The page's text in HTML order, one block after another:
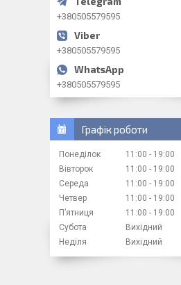
+380505579595
+380505579595
+380505579595
Графік роботи
Понеділок 11:00
19:00
Вівторок
11:00
19:00
Середа
11:00
19:00
Четвер
11:00
19:00
Пʼятниця
11:00
19:00
Субота
Вихідний
Неділя
Вихідний